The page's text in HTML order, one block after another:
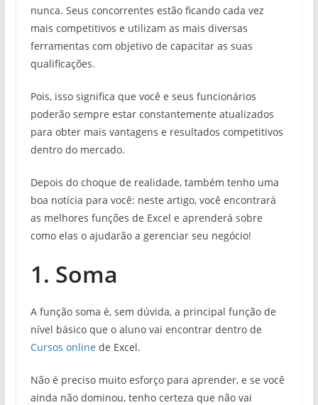
nunca. Seus concorrentes estão ficando cada vez
mais competitivos e utilizam as mais diversas
ferramentas com objetivo de capacitar as suas
qualificações.
Pois, isso significa que você e seus funcionários
poderão sempre estar constantemente atualizados
para obter mais vantagens e resultados competitivos
dentro do mercado.
Depois do choque de realidade, também tenho uma
boa notícia para você: neste artigo, você encontrará
as melhores funções de Excel e aprenderá sobre
como elas o ajudarão a gerenciar seu negócio!
1. Soma
A função soma é, sem dúvida, a principal função de
nível básico que o aluno vai encontrar dentro de
Cursos onlinede Excel.
Não é preciso muito esforço para aprender, e se você
ainda não dominou, tenho certeza que não vai